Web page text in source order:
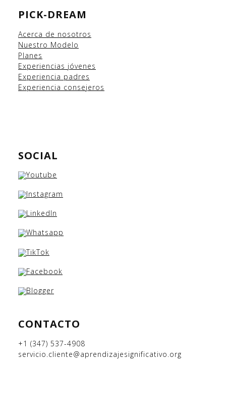
PICK-DREAM
Acerca de nosotros
Nuestro Modelo
Planes
Experiencias jóvenes
Experiencia padres
Experiencia consejeros
SOCIAL
CONTACTO
+1 (347) 537-4908
servicio.cliente@aprendizajesignificativo.org